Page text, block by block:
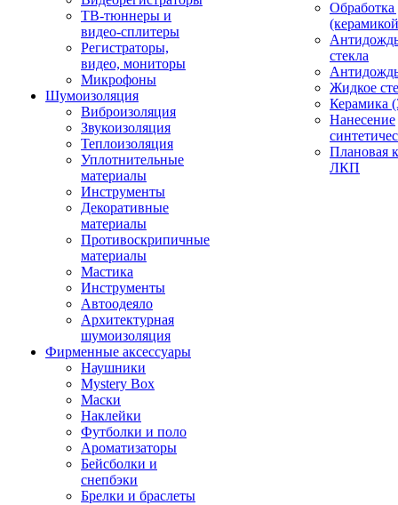
ТВ-тюннеры и
видео-сплитеры
Регистраторы,
видео, мониторы
Микрофоны
Шумоизоляция
Виброизоляция
Звукоизоляция
Теплоизоляция
Уплотнительные
материалы
Инструменты
Декоративные
материалы
Противоскрипичные
материалы
Мастика
Инструменты
Автоодеяло
Архитектурная
шумоизоляция
Фирменные аксессуары
Наушники
Mystery Box
Маски
Наклейки
Футболки и поло
Ароматизаторы
Бейсболки и
снепбэки
Брелки и браслеты
Обработка
стекла
Жидкое
Керамика
Нанесение
Плановая
ЛКП